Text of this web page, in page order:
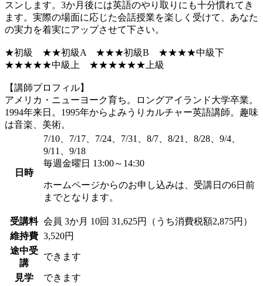
スンします。3か月後には英語のやり取りにも十分慣れてき
ます。実際の場面に応じた会話授業を楽しく受けて、あなた
の実力を着実にアップさせて下さい。
★初級 ★★初級A ★★★初級B ★★★★中級下
★★★★★中級上 ★★★★★★上級
【講師プロフィル】
アメリカ・ニューヨーク育ち。ロングアイランド大学卒業。
1994年来日。1995年からよみうりカルチャー英語講師。趣味
は音楽、美術。
日時
7/10、7/17、7/24、7/31、8/7、8/21、8/28、9/4、
9/11、9/18
毎週金曜日 13:00～14:30
ホームページからのお申し込みは、受講日の6日前
までとなります。
受講料 会員 3か月 10回 31,625円（うち消費税額2,875円）
維持費 3,520円
途中受
講
できます
見学 できます